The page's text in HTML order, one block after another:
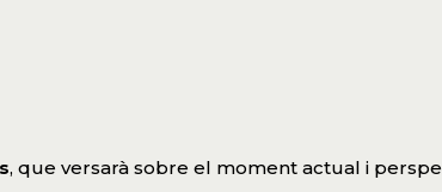
, que versarà sobre el moment actual i